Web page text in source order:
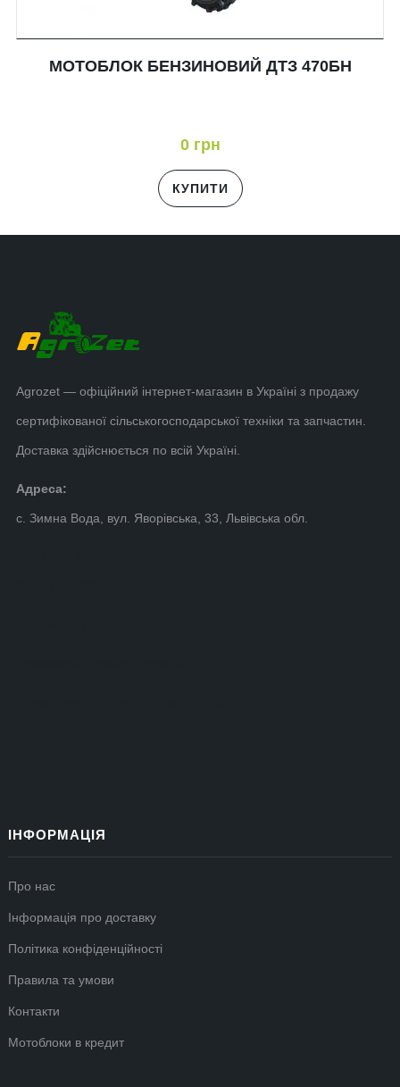
МОТОБЛОК БЕНЗИНОВИЙ ДТЗ 470БН
0 грн
КУПИТИ
Agrozet — офіційний інтернет-магазин в Україні з продажу
сертифікованої сільськогосподарської техніки та запчастин.
Доставка здійснюється по всій Україні.
Адреса:
с. Зимна Вода, вул. Яворівська, 33, Львівська обл.
ІНФОРМАЦІЯ
Про нас
Інформація про доставку
Політика конфіденційності
Правила та умови
Контакти
Мотоблоки в кредит